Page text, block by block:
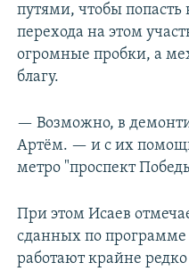
путями, чтобы попасть
перехода на этом
огромные пробки, а
благу.
— Возможно, в
Артём. — и с их
метро "проспект
При этом Исаев
сданных по
работают крайне